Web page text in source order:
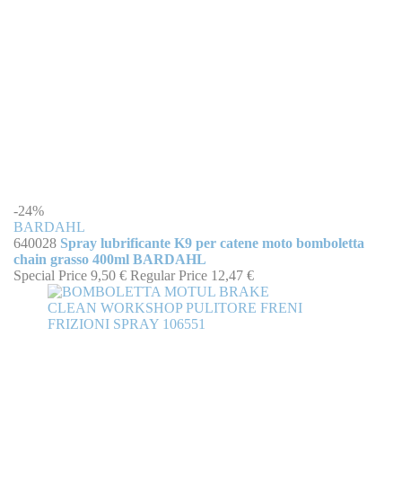
-24%
BARDAHL
640028 Spray lubrificante K9 per catene moto bomboletta
chain grasso 400ml BARDAHL
Special Price 9,50 € Regular Price 12,47 €